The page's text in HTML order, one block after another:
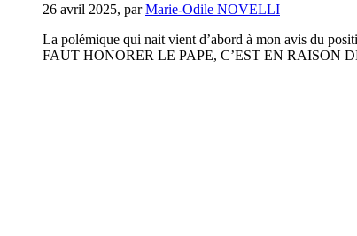
26 avril 2025, parMarie-Odile NOVELLI
La polémique qui nait vient d’abord à mon avis du
FAUT HONORER LE PAPE, C’EST EN RAISON